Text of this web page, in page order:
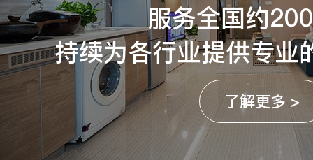
服务全国约
持续为各行业提供专业
了解更多 >